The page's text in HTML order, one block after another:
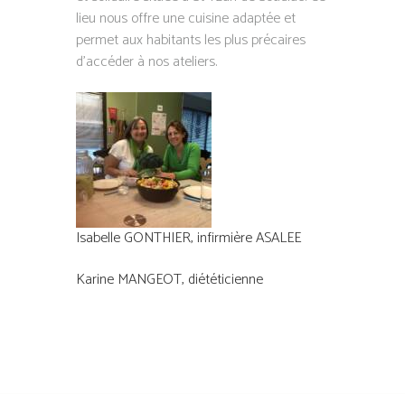
lieu nous offre une cuisine adaptée et
permet aux habitants les plus précaires
d’accéder à nos ateliers.
Isabelle GONTHIER, infirmière ASALEE
Karine MANGEOT, diététicienne